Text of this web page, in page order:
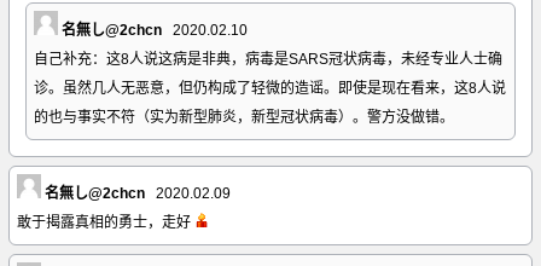
名無し@2chcn
2020.02.10
自己补充：这8人说这病是非典，病毒是SARS冠状病毒，未经专业人士确
诊。虽然几人无恶意，但仍构成了轻微的造谣。即使是现在看来，这8人说
的也与事实不符（实为新型肺炎，新型冠状病毒）。警方没做错。
名無し@2chcn
2020.02.09
敢于揭露真相的勇士，走好